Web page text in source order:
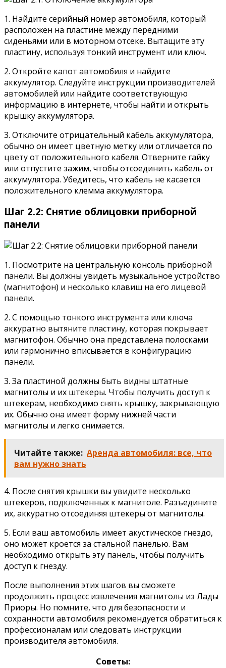
1. Найдите серийный номер автомобиля, который
расположен на пластине между передними
сиденьями или в моторном отсеке. Вытащите эту
пластину, используя тонкий инструмент или ключ.
2. Откройте капот автомобиля и найдите
аккумулятор. Следуйте инструкции производителей
автомобилей или найдите соответствующую
информацию в интернете, чтобы найти и открыть
крышку аккумулятора.
3. Отключите отрицательный кабель аккумулятора,
обычно он имеет цветную метку или отличается по
цвету от положительного кабеля. Отверните гайку
или отпустите зажим, чтобы отсоединить кабель от
аккумулятора. Убедитесь, что кабель не касается
положительного клемма аккумулятора.
Шаг 2.2: Снятие облицовки приборной
панели
1. Посмотрите на центральную консоль приборной
панели. Вы должны увидеть музыкальное устройство
(магнитофон) и несколько клавиш на его лицевой
панели.
2. С помощью тонкого инструмента или ключа
аккуратно вытяните пластину, которая покрывает
магнитофон. Обычно она представлена полосками
или гармонично вписывается в конфигурацию
панели.
3. За пластиной должны быть видны штатные
магнитолы и их штекеры. Чтобы получить доступ к
штекерам, необходимо снять крышку, закрывающую
их. Обычно она имеет форму нижней части
магнитолы и легко снимается.
Читайте также: Аренда автомобиля: все, что
вам нужно знать
4. После снятия крышки вы увидите несколько
штекеров, подключенных к магнитоле. Разъедините
их, аккуратно отсоединяя штекеры от магнитолы.
5. Если ваш автомобиль имеет акустическое гнездо,
оно может кроется за стальной панелью. Вам
необходимо открыть эту панель, чтобы получить
доступ к гнезду.
После выполнения этих шагов вы сможете
продолжить процесс извлечения магнитолы из Лады
Приоры. Но помните, что для безопасности и
сохранности автомобиля рекомендуется обратиться к
профессионалам или следовать инструкции
производителя автомобиля.
Советы: